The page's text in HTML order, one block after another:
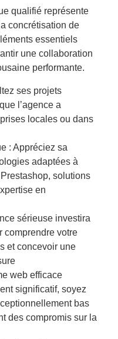
qualifié représente
concrétisation de
essentiels
une collaboration
performante.
ses projets
l’agence a
locales ou dans
: Appréciez sa
adaptées à
solutions
en
sérieuse investira
comprendre votre
et concevoir une
web efficace
significatif, soyez
bas
des compromis sur la